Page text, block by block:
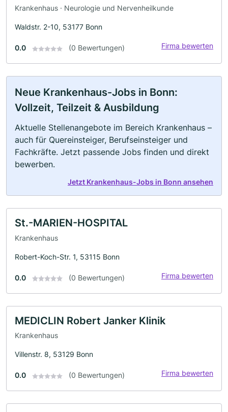
Krankenhaus · Neurologie und Nervenheilkunde
Waldstr. 2-10, 53177 Bonn
0.0 (0 Bewertungen) Firma bewerten
Neue Krankenhaus-Jobs in Bonn:
Vollzeit, Teilzeit & Ausbildung
Aktuelle Stellenangebote im Bereich Krankenhaus –
auch für Quereinsteiger, Berufseinsteiger und
Fachkräfte. Jetzt passende Jobs finden und direkt
bewerben.
Jetzt Krankenhaus-Jobs in Bonn ansehen
St.-MARIEN-HOSPITAL
Krankenhaus
Robert-Koch-Str. 1, 53115 Bonn
0.0 (0 Bewertungen) Firma bewerten
MEDICLIN Robert Janker Klinik
Krankenhaus
Villenstr. 8, 53129 Bonn
0.0 (0 Bewertungen) Firma bewerten